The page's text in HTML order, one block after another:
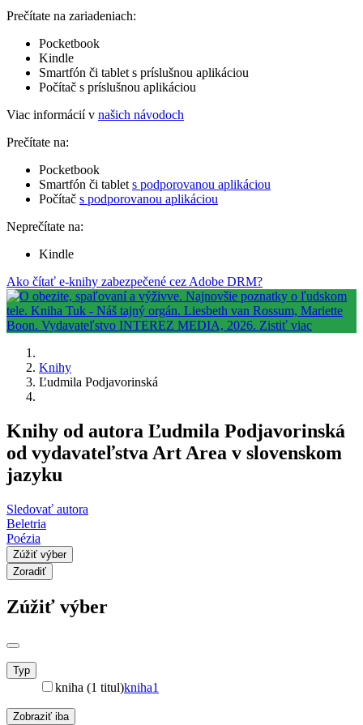
Prečítate na zariadeniach:
Pocketbook
Kindle
Smartfón či tablet s príslušnou aplikáciou
Počítač s príslušnou aplikáciou
Viac informácií v našich návodoch
Prečítate na:
Pocketbook
Smartfón či tablet s podporovanou aplikáciou
Počítač s podporovanou aplikáciou
Neprečítate na:
Kindle
Ako čítať e-knihy zabezpečené cez Adobe DRM?
Knihy
Ľudmila Podjavorinská
Knihy od autora Ľudmila Podjavorinská
od vydavateľstva Art Area v slovenskom
jazyku
Sledovať autora
Beletria
Poézia
Zúžiť výber
Zoradiť
Zúžiť výber
Typ
kniha (1 titul)kniha1
Zobraziť iba